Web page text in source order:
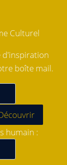
Culturel
d'inspiration
boîte mail.
humain :